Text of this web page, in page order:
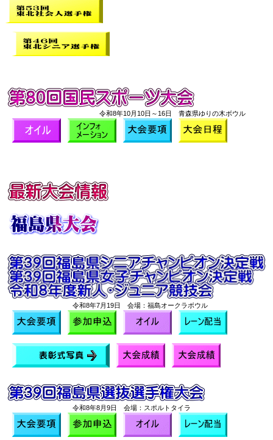
令和8年10月10日～16日 青森県ゆりの木ボウル
令和8年7月19日 会場：福島オークラボウル
令和8年8月9日 会場：スポルトタイラ